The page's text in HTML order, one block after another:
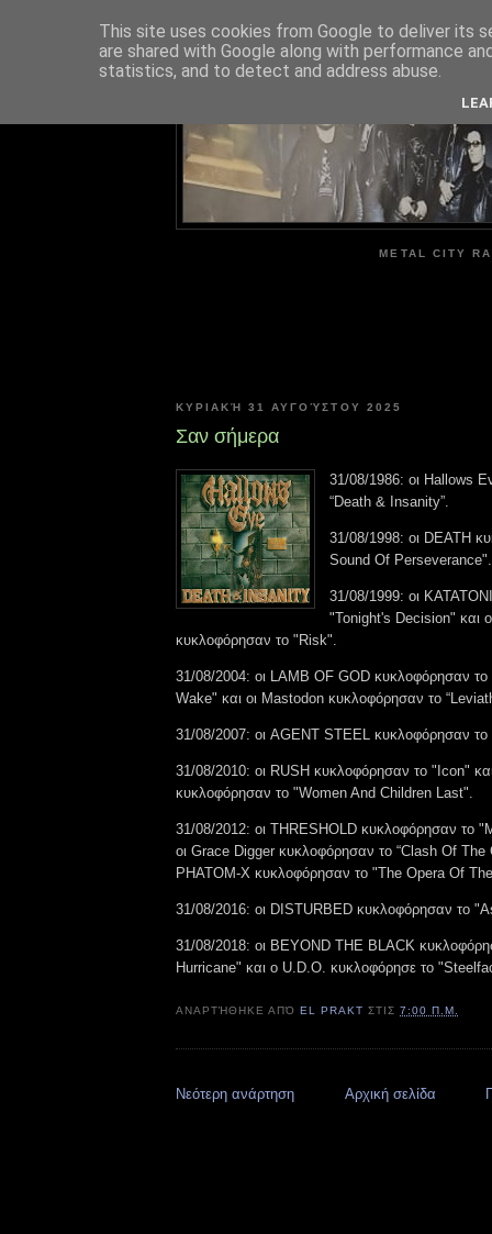
METAL CITY
ΚΥΡΙΑΚΉ 31 ΑΥΓΟΎΣΤΟΥ 2025
Σαν σήμερα
31/08/1986: οι Hallows
“Death & Insanity”.
31/08/1998: οι DEATH
Sound Of
31/08/1999: οι
"Tonight's Decision" και
κυκλοφόρησαν το "Risk".
31/08/2004: οι LAMB OF GOD κυκλοφόρησαν
Wake" και οι Mastodon κυκλοφόρησαν το
31/08/2007: οι AGENT STEEL κυκλοφόρησαν
31/08/2010: οι RUSH κυκλοφόρησαν το "Icon"
κυκλοφόρησαν το "Women And Children Last".
31/08/2012: οι THRESHOLD κυκλοφόρησαν το
οι Grace Digger κυκλοφόρησαν το “Clash Of The
PHATOM-X κυκλοφόρησαν το "The Opera Of
31/08/2016: οι DISTURBED κυκλοφόρησαν το
31/08/2018: οι BEYOND THE BLACK
Hurricane" και ο U.D.O. κυκλοφόρησε το
ΑΝΑΡΤΉΘΗΚΕ ΑΠΌEL PRAKT ΣΤΙΣ7:00 Π.Μ.
Νεότερη ανάρτηση Αρχική σελίδα
This site uses cookies from Google to deliver its
are shared with Google along with performance
statistics, and to detect and address abuse.